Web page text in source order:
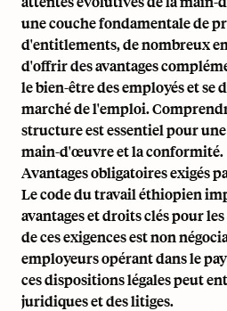
une couche fondamentale de
d'entitlements, de nombreux
d'offrir des avantages
le bien-être des employés et se
marché de l'emploi.
structure est essentiel pour
main-d'œuvre et la conformité.
Avantages obligatoires exigés
Le code du travail éthiopien
avantages et droits clés pour
de ces exigences est non
employeurs opérant dans le
ces dispositions légales peut
juridiques et des litiges.